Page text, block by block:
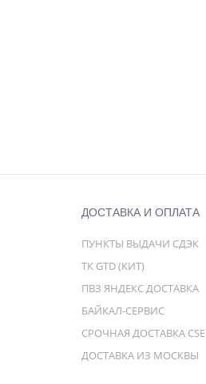
ДОСТАВКА И ОПЛАТА
ПУНКТЫ ВЫДАЧИ СДЭК
ТК GTD (КИТ)
ПВЗ ЯНДЕКС ДОСТАВКА
БАЙКАЛ-СЕРВИС
СРОЧНАЯ ДОСТАВКА CSE
ДОСТАВКА ИЗ МОСКВЫ